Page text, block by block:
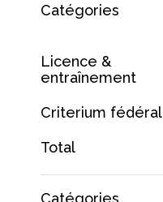
Catégories
Licence &
entraînement
Criterium fédéral
Total
Catégories